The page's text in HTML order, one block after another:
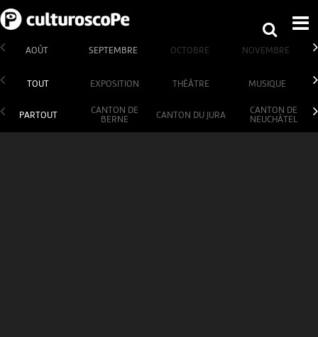
AOÛT SEPTEMBRE OCTOBRE NOVEMBRE
TOUT EXPOSITION THÉÂTRE MUSIQUE
PARTOUT
CANTON DE
BERNE
CANTON DU JURA
CANTON DE
NEUCHÂTEL